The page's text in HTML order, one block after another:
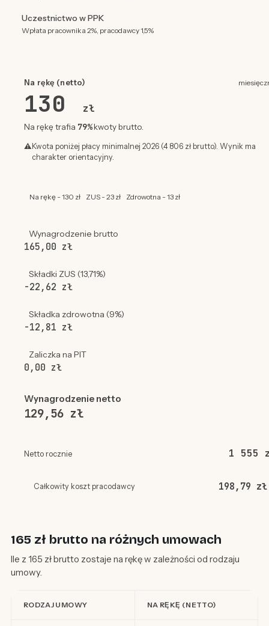
Uczestnictwo w PPK
Wpłata pracownika 2%, pracodawcy 1,5%
Na rękę (netto)
130 zł
Na rękę trafia 79%kwoty brutto.
⚠ Kwota poniżej płacy minimalnej 2026 (4 806 zł brutto). Wynik ma
charakter orientacyjny.
Na rękę - 130 zł ZUS - 23 zł Zdrowotna - 13 zł
Wynagrodzenie brutto
165,00 zł
Składki ZUS (13,71%)
-22,62 zł
Składka zdrowotna (9%)
-12,81 zł
Zaliczka na PIT
0,00 zł
Wynagrodzenie netto
129,56 zł
Netto rocznie 1 555
Całkowity koszt pracodawcy 198,79 zł
165 zł brutto na różnych umowach
Ile z 165 zł brutto zostaje na rękę w zależności od rodzaju
umowy.
RODZAJ UMOWY NA RĘKĘ (NETTO)